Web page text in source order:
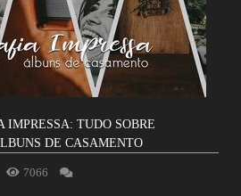
IMPRESSA: TUDO SOBRE
DE CASAMENTO
7066